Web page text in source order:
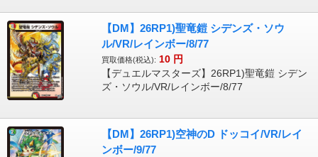
【DM】26RP1)聖竜鎧 シデンズ・ソウ
ル/VR/レインボー/8/77
買取価格(税込): 10 円
【デュエルマスターズ】26RP1)聖竜鎧 シデン
ズ・ソウル/VR/レインボー/8/77
【DM】26RP1)空神のD ドッコイ/VR/レイ
ンボー/9/77